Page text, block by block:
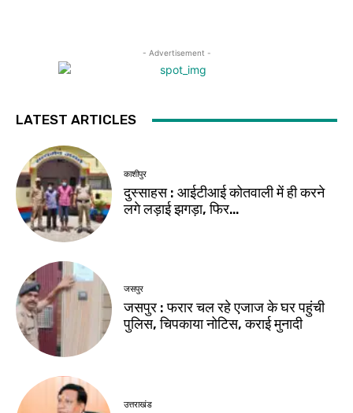
- Advertisement -
LATEST ARTICLES
काशीपुर
दुस्साहस : आईटीआई कोतवाली में ही करने
लगे लड़ाई झगड़ा, फिर…
जसपुर
जसपुर : फरार चल रहे एजाज के घर पहुंची
पुलिस, चिपकाया नोटिस, कराई मुनादी
उत्तराखंड